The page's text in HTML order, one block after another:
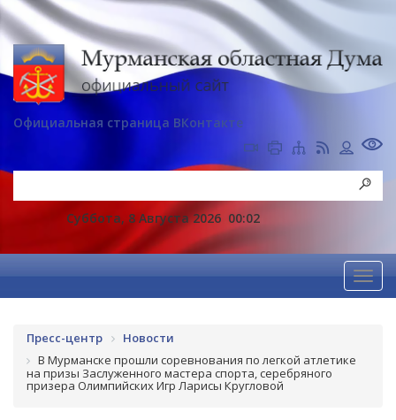
Официальная страница ВКонтакте
Суббота, 8 Августа 2026 00:02
Пресс-центр
Новости
В Мурманске прошли соревнования по легкой атлетике
на призы Заслуженного мастера спорта, серебряного
призера Олимпийских Игр Ларисы Кругловой